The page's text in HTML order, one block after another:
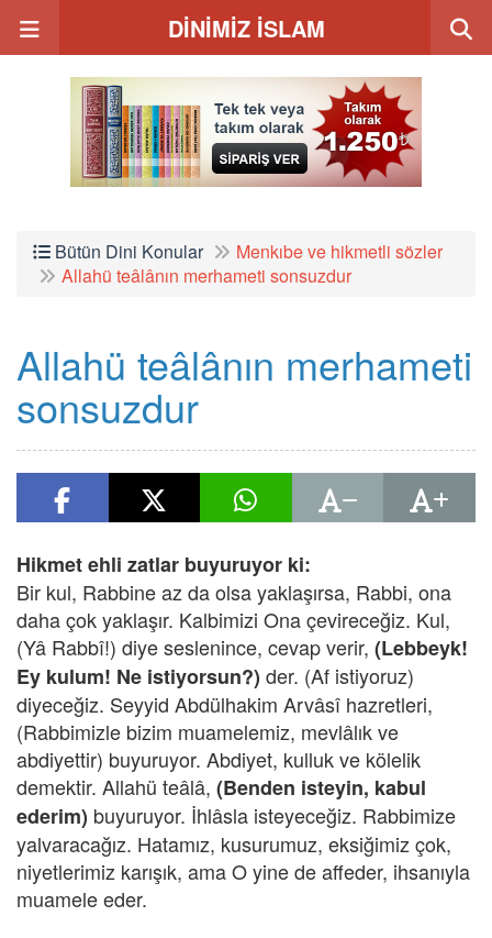
DİNİMİZ İSLAM
Bütün Dini Konular
Menkıbe ve hikmetli sözler
Allahü teâlânın merhameti sonsuzdur
Allahü teâlânın merhameti
sonsuzdur
Hikmet ehli zatlar buyuruyor ki:
Bir kul, Rabbine az da olsa yaklaşırsa, Rabbi, ona
daha çok yaklaşır. Kalbimizi Ona çevireceğiz. Kul,
(Yâ Rabbî!) diye seslenince, cevap verir, (Lebbeyk!
Ey kulum! Ne istiyorsun?) der. (Af istiyoruz)
diyeceğiz. Seyyid Abdülhakim Arvâsî hazretleri,
(Rabbimizle bizim muamelemiz, mevlâlık ve
abdiyettir) buyuruyor. Abdiyet, kulluk ve kölelik
demektir. Allahü teâlâ, (Benden isteyin, kabul
ederim) buyuruyor. İhlâsla isteyeceğiz. Rabbimize
yalvaracağız. Hatamız, kusurumuz, eksiğimiz çok,
niyetlerimiz karışık, ama O yine de affeder, ihsanıyla
muamele eder.